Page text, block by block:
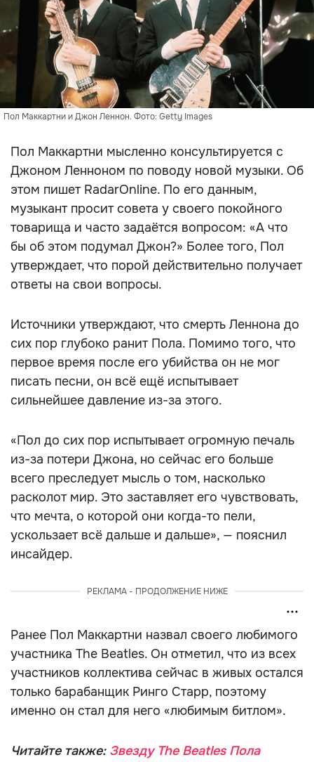
Пол Маккартни и Джон Леннон. Фото: Getty Images
Пол Маккартни мысленно консультируется с
Джоном Ленноном по поводу новой музыки. Об
этом пишет RadarOnline. По его данным,
музыкант просит совета у своего покойного
товарища и часто задаётся вопросом: «А что
бы об этом подумал Джон?» Более того, Пол
утверждает, что порой действительно получает
ответы на свои вопросы.
Источники утверждают, что смерть Леннона до
сих пор глубоко ранит Пола. Помимо того, что
первое время после его убийства он не мог
писать песни, он всё ещё испытывает
сильнейшее давление из-за этого.
«Пол до сих пор испытывает огромную печаль
из-за потери Джона, но сейчас его больше
всего преследует мысль о том, насколько
расколот мир. Это заставляет его чувствовать,
что мечта, о которой они когда-то пели,
ускользает всё дальше и дальше», — пояснил
инсайдер.
РЕКЛАМА - ПРОДОЛЖЕНИЕ НИЖЕ
Ранее Пол Маккартни назвал своего любимого
участника The Beatles. Он отметил, что из всех
участников коллектива сейчас в живых остался
только барабанщик Ринго Старр, поэтому
именно он стал для него «любимым битлом».
Читайте также:Звезду The Beatles Пола